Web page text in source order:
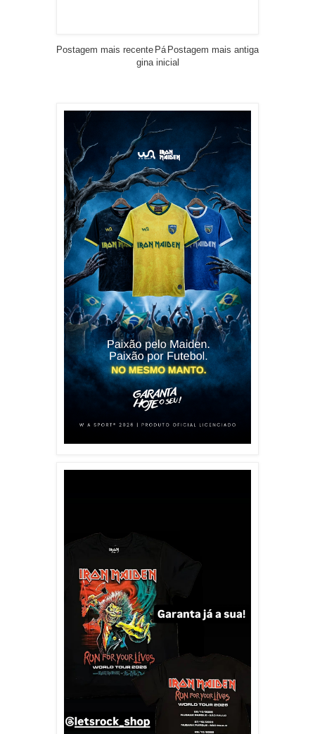
Postagem mais recente Postagem mais antiga
Pá
gina inicial